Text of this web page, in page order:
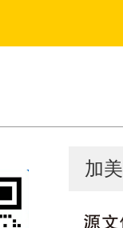
加